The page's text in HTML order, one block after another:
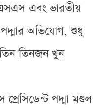
এবং ভারতীয়
পদ্মার অভিযোগ, শুধু
তিনজন খুন
পদ্মা মণ্ডল